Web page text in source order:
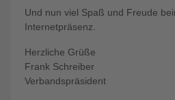
Und nun viel Spaß und Freude
Internetpräsenz.
Herzliche Grüße
Frank Schreiber
Verbandspräsident